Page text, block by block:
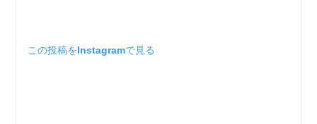
この投稿をInstagramで見る